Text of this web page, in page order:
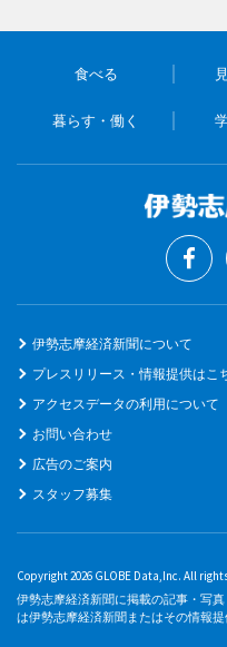
食べる
暮らす・働く
伊勢志摩経済新聞について
プレスリリース・情報提供はこ
アクセスデータの利用について
お問い合わせ
広告のご案内
スタッフ募集
Copyright 2026 GLOBE Data,Inc. All
伊勢志摩経済新聞に掲載の記事・写
は伊勢志摩経済新聞またはその情報提